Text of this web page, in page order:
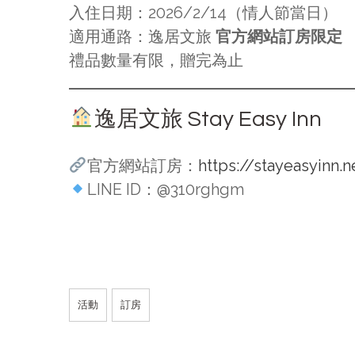
入住日期：2026/2/14（情人節當日）
適用通路：逸居文旅 官方網站訂房限定
禮品數量有限，贈完為止
逸居文旅 Stay Easy Inn
官方網站訂房： https://
LINE ID：@310rghgm
活動 訂房